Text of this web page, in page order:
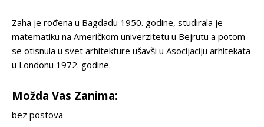
Zaha je rođena u Bagdadu 1950. godine, studirala je
matematiku na Američkom univerzitetu u Bejrutu a potom
se otisnula u svet arhitekture ušavši u Asocijaciju arhitekata
u Londonu 1972. godine.
Možda Vas Zanima:
bez postova